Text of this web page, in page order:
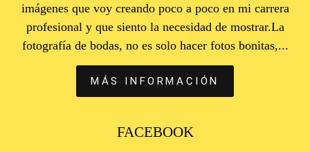
imágenes que voy creando poco a poco en mi carrera
profesional y que siento la necesidad de mostrar.La
fotografía de bodas, no es solo hacer fotos bonitas,...
MÁS INFORMACIÓN
FACEBOOK